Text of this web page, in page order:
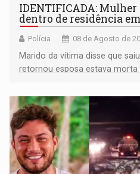
IDENTIFICADA:
dentro de residência
Polícia 08 de Agosto de
Marido da vítima disse que
retornou esposa estava morta